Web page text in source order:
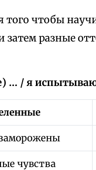
того чтобы
разные
… / я
чувства